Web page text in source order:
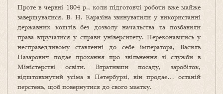
Проте в червні 1804 р., коли підготовчі роботи вже майже
завершувалися, В. Н. Каразіна звинуватили у використанні
державних коштів без дозволу начальства та позбавили
права втручатися у справи університету. Переконавшись у
несправедливому ставленні до себе імператора, Василь
Назарович подає прохання про звільнення зі служби в
Міністерстві освіти. Втративши посаду, заробіток,
відштовхнутий усіма в Петербурзі, він продає… останій
перстень, щоб повернутися до свого маєтку.